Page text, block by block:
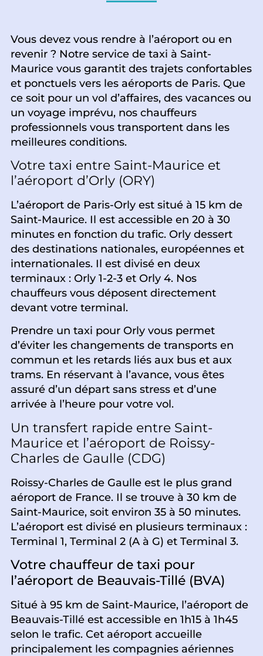
Vous devez vous rendre à l’aéroport ou en
revenir ? Notre service de taxi à Saint-
Maurice vous garantit des trajets confortables
et ponctuels vers les aéroports de Paris. Que
ce soit pour un vol d’affaires, des vacances ou
un voyage imprévu, nos chauffeurs
professionnels vous transportent dans les
meilleures conditions.
Votre taxi entre Saint-Maurice et
l’aéroport d’Orly (ORY)
L’aéroport de Paris-Orly est situé à 15 km de
Saint-Maurice. Il est accessible en 20 à 30
minutes en fonction du trafic. Orly dessert
des destinations nationales, européennes et
internationales. Il est divisé en deux
terminaux : Orly 1-2-3 et Orly 4. Nos
chauffeurs vous déposent directement
devant votre terminal.
Prendre un taxi pour Orly vous permet
d’éviter les changements de transports en
commun et les retards liés aux bus et aux
trams. En réservant à l’avance, vous êtes
assuré d’un départ sans stress et d’une
arrivée à l’heure pour votre vol.
Un transfert rapide entre Saint-
Maurice et l’aéroport de Roissy-
Charles de Gaulle (CDG)
Roissy-Charles de Gaulle est le plus grand
aéroport de France. Il se trouve à 30 km de
Saint-Maurice, soit environ 35 à 50 minutes.
L’aéroport est divisé en plusieurs terminaux :
Terminal 1, Terminal 2 (A à G) et Terminal 3.
Votre chauffeur de taxi pour
l’aéroport de Beauvais-Tillé (BVA)
Situé à 95 km de Saint-Maurice, l’aéroport de
Beauvais-Tillé est accessible en 1h15 à 1h45
selon le trafic. Cet aéroport accueille
principalement les compagnies aériennes